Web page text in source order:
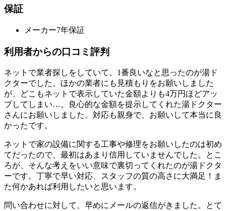
保証
メーカー7年保証
利用者からの口コミ評判
ネットで業者探しをしていて、1番良いなと思ったのが湯ド
クターでした。ほかの業者にも見積もりをお願いしました
が、どこもネットで表示していた金額よりも4万円ほどアッ
プしてしまい…。良心的な金額を提示してくれた湯ドクター
さんにお願いしました。対応も親身で、お願いして本当に良
かったです。
ネットで家の設備に関する工事や修理をお願いしたのは初め
てだったので、最初はあまり信用していませんでした。とこ
ろが、そんな考えをいい意味で裏切ってくれたのが湯ドクタ
ーです。丁寧で早い対応、スタッフの質の高さに大満足！ま
た何かあれば利用したいと思います。
問い合わせに対して、早めにメールの返信がきました。とて